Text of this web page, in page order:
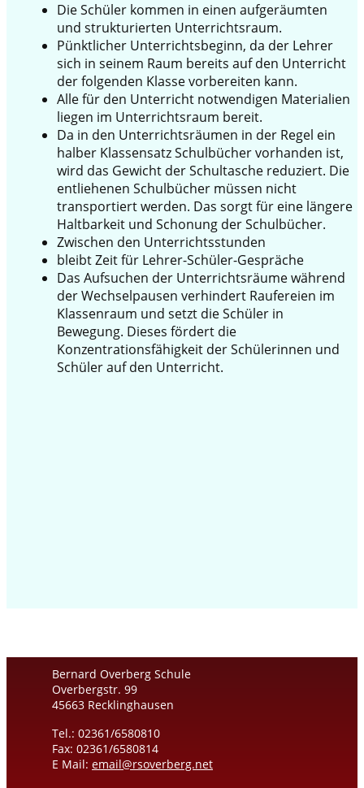
Die Schüler kommen in einen aufgeräumten
und strukturierten Unterrichtsraum.
Pünktlicher Unterrichtsbeginn, da der Lehrer
sich in seinem Raum bereits auf den Unterricht
der folgenden Klasse vorbereiten kann.
Alle für den Unterricht notwendigen Materialien
liegen im Unterrichtsraum bereit.
Da in den Unterrichtsräumen in der Regel ein
halber Klassensatz Schulbücher vorhanden ist,
wird das Gewicht der Schultasche reduziert. Die
entliehenen Schulbücher müssen nicht
transportiert werden. Das sorgt für eine längere
Haltbarkeit und Schonung der Schulbücher.
Zwischen den Unterrichtsstunden
bleibt Zeit für Lehrer-Schüler-Gespräche
Das Aufsuchen der Unterrichtsräume während
der Wechselpausen verhindert Raufereien im
Klassenraum und setzt die Schüler in
Bewegung. Dieses fördert die
Konzentrationsfähigkeit der Schülerinnen und
Schüler auf den Unterricht.
Bernard Overberg Schule
Overbergstr. 99
45663 Recklinghausen
Tel.: 02361/6580810
Fax: 02361/6580814
E Mail: email@rsoverberg.net